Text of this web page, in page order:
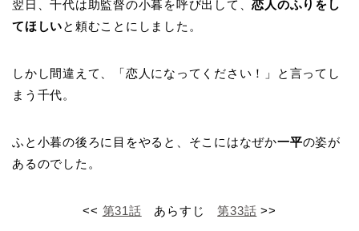
翌日、千代は助監督の小暮を呼び出して、恋人のふりをし
てほしいと頼むことにしました。
しかし間違えて、「恋人になってください！」と言ってし
まう千代。
ふと小暮の後ろに目をやると、そこにはなぜか一平の姿が
あるのでした。
<< 第31話 あらすじ第33話 >>